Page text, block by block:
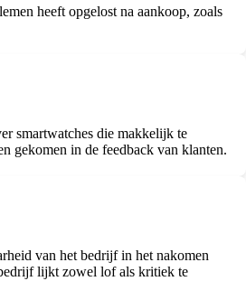
heeft opgelost na aankoop, zoals
smartwatches die makkelijk te
gekomen in de feedback van klanten.
van het bedrijf in het nakomen
lijkt zowel lof als kritiek te